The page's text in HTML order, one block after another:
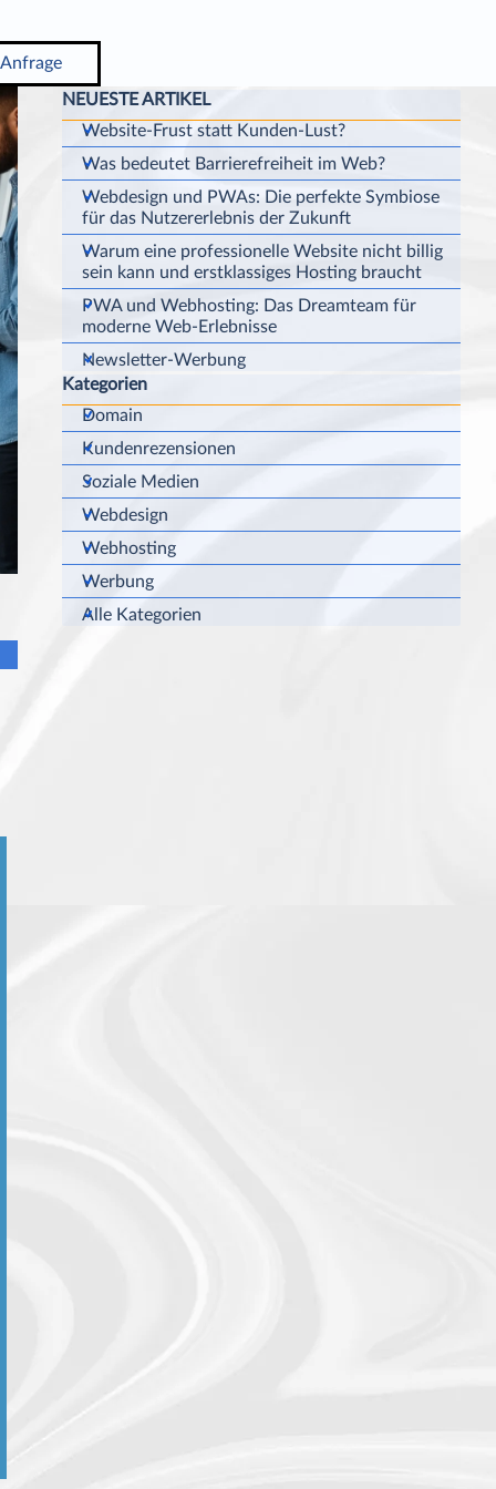
▼
Anfrage
Block überspringen NEUESTE ARTIKEL
NEUESTE ARTIKEL
Website-Frust statt Kunden-Lust?
Was bedeutet Barrierefreiheit im Web?
Webdesign und PWAs: Die perfekte Symbiose
für das Nutzererlebnis der Zukunft
Warum eine professionelle Website nicht billig
sein kann und erstklassiges Hosting braucht
PWA und Webhosting: Das Dreamteam für
moderne Web-Erlebnisse
Newsletter-Werbung
Block überspringen Kategorien
Kategorien
Domain
Kundenrezensionen
Soziale Medien
Webdesign
Webhosting
Werbung
Alle Kategorien